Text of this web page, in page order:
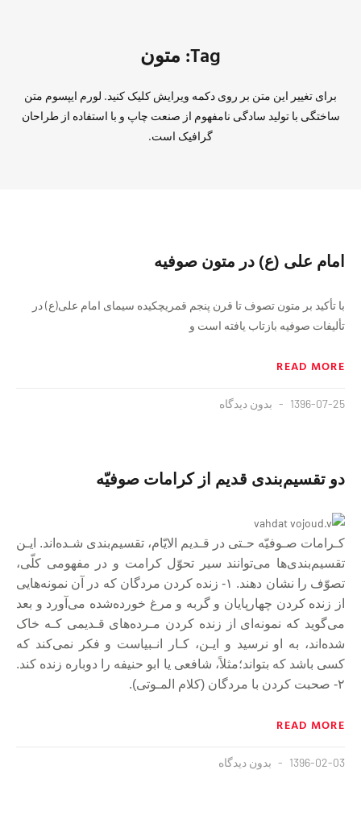
Tag: متون
برای تغییر این متن بر روی دکمه ویرایش کلیک کنید. لورم ایپسوم متن
ساختگی با تولید سادگی نامفهوم از صنعت چاپ و با استفاده از طراحان
گرافیک است.
امام علی (ع) در متون صوفیه
با تأکید بر متون تصوف تا قرن پنجم قمریچکیده سیمای امام علی(ع) در
تألیفات صوفیه بازتاب یافته است و
READ MORE
1396-07-25 بدون دیدگاه
دو‌ تقسیم‌بندی قدیم از کرامات صوفیّه
‌‌کـرامات صـوفیّه حـتی در قـدیم الایّام، تقسیم‌بندی شـده‌اند. ایـن
تقسیم‌بندی‌ها می‌توانند‌ سیر‌ تحوّل کرامت و در مفهومی کلّی،
تصوّف را نشان دهند. ۱- زنده کردن مردگان که در آن نمونه‌هایی
از‌ زنده‌ کردن‌ چهارپایان و گربه و مرغ خورده‌شده می‌آورد و بعد
می‌گوید‌ که‌ نمونه‌ای از زنده کردن مـرده‌های قـدیمی کـه خاک
شده‌اند، به او نرسید و ایـن، کـار انـبیاست و فکر نمی‌کند که
کسی‌ باشد‌ که‌ بتواند؛مثلاً، شافعی یا ابو حنیفه را دوباره زنده کند‌.
۲- صحبت کردن با مردگان (کلام المـوتی).
READ MORE
1396-02-03 بدون دیدگاه